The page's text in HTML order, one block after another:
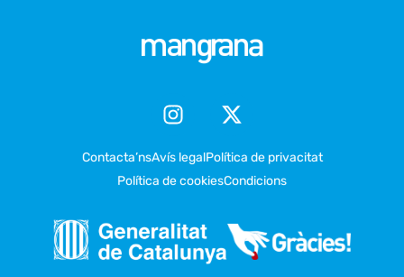
Contacta’nsAvís legalPolítica de privacitat
Política de cookiesCondicions